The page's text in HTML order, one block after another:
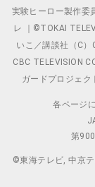
実験ヒーロー製作
レ ｜©TOKAI
いこ／講談社（C
CBC TELEVISION
ガードプロジェ
各ページ
第
©東海テレビ, 中京